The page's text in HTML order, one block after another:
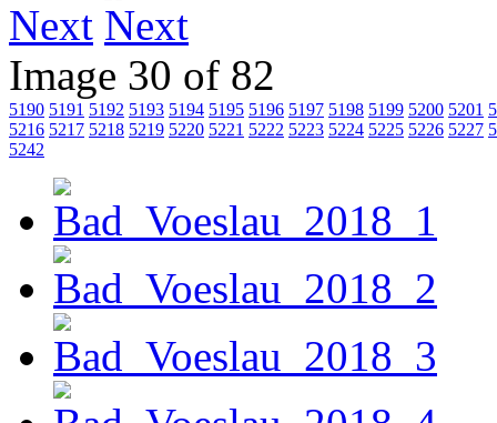
Next
Image 30 of 82
5190 5191 5192 5193 5194 5195 5196 5197 5198 5199 5200 5201
5216 5217 5218 5219 5220 5221 5222 5223 5224 5225 5226 5227
5242